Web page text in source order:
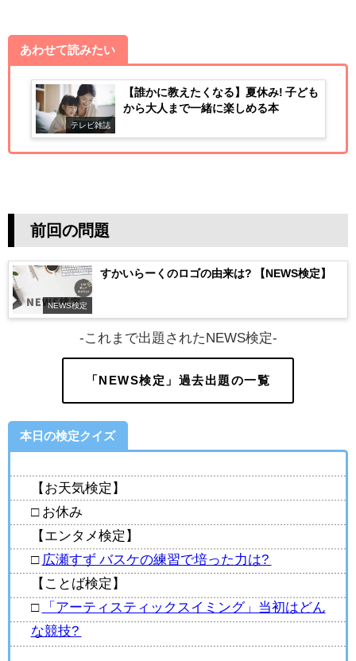
あわせて読みたい
テレビ雑誌
【誰かに教えたくなる】夏休み! 子ども
から大人まで一緒に楽しめる本
前回の問題
NEWS検定
すかいらーくのロゴの由来は? 【NEWS検定】
-これまで出題されたNEWS検定-
「NEWS検定」過去出題の一覧
本日の検定クイズ
【お天気検定】
□ お休み
【エンタメ検定】
□ 広瀬すず バスケの練習で培った力は?
【ことば検定】
□
「アーティスティックスイミング」当初はどん
な競技?